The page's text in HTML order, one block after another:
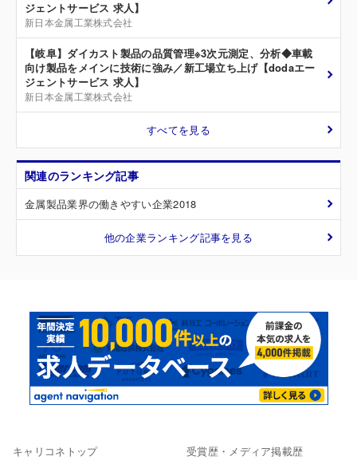
ジェントサービス 求人】
新日本金属工業株式会社
【岐阜】ダイカスト製品の品質管理※3次元測定、分析◆車載
向け製品をメインに技術に強み／新工場立ち上げ【dodaエー
ジェントサービス 求人】
新日本金属工業株式会社
すべてを見る
関連のランキング記事
金属製品業界の働きやすい企業2018
他の企業ランキング記事を見る
キャリコネトップ 受賞歴・メディア掲載歴